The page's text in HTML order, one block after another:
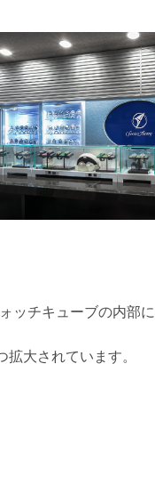
ッチキューブの内部に
大されています。